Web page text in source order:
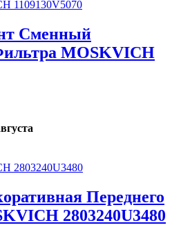
Сменный
MOSKVICH
Переднего
2803240U3480